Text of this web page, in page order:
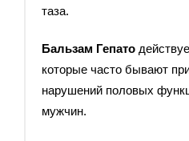
таза.
Бальзам Гепато
которые часто бывают
нарушений половых
мужчин.